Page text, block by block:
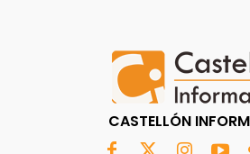
CASTELLÓN